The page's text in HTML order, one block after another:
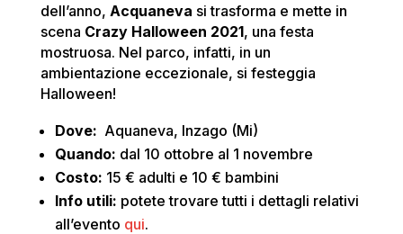
dell’anno, Acquaneva si trasforma e mette in
scena Crazy Halloween 2021, una festa
mostruosa. Nel parco, infatti, in un
ambientazione eccezionale, si festeggia
Halloween!
Dove: Aquaneva, Inzago (Mi)
Quando: dal 10 ottobre al 1 novembre
Costo: 15 € adulti e 10 € bambini
Info utili: potete trovare tutti i dettagli relativi
all’evento qui.